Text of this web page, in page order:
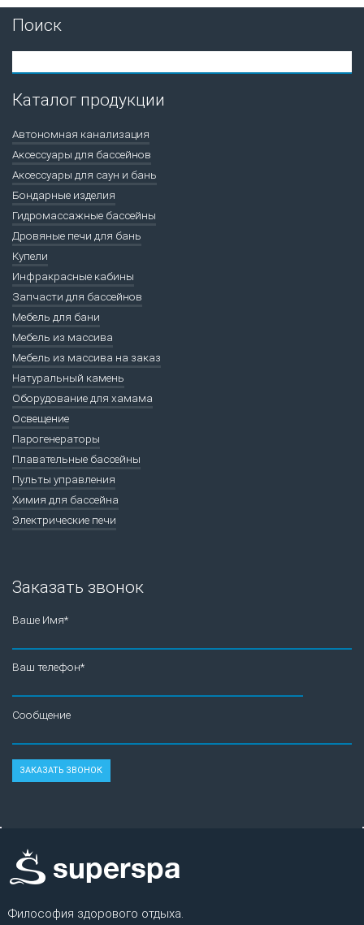
Поиск
Каталог продукции
Автономная канализация
Аксессуары для бассейнов
Аксессуары для саун и бань
Бондарные изделия
Гидромассажные бассейны
Дровяные печи для бань
Купели
Инфракрасные кабины
Запчасти для бассейнов
Мебель для бани
Мебель из массива
Мебель из массива на заказ
Натуральный камень
Оборудование для хамама
Освещение
Парогенераторы
Плавательные бассейны
Пульты управления
Химия для бассейна
Электрические печи
Заказать звонок
Ваше Имя*
Ваш телефон*
Сообщение
Философия здорового отдыха.